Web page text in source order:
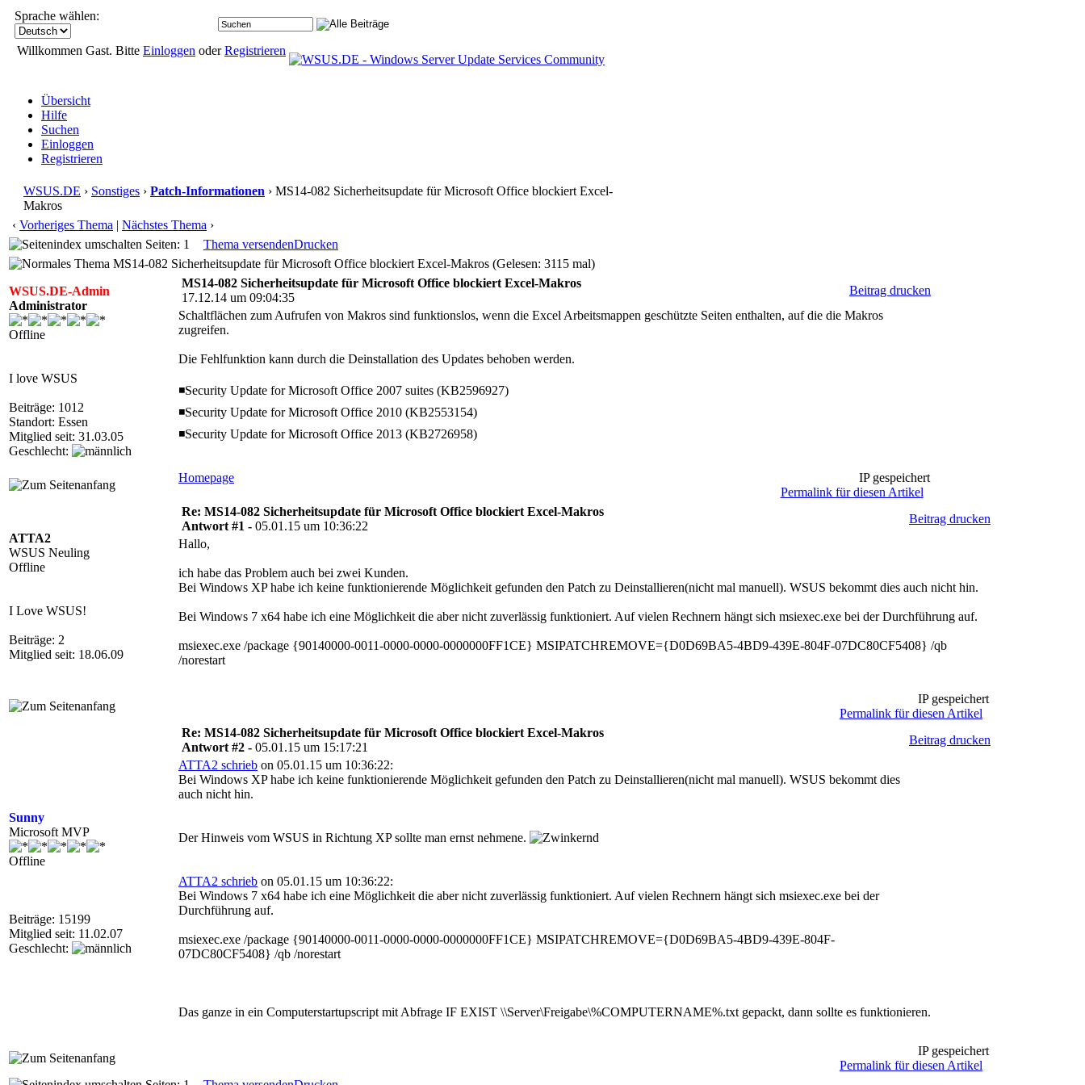
Sprache wählen:
Willkommen Gast. Bitte Einloggen oderRegistrieren
Übersicht
Hilfe
Suchen
Einloggen
Registrieren
WSUS.DE › Sonstiges › Patch-Informationen › MS14-082 Sicherheitsupdate für Microsoft Office blockiert Excel-
Makros
‹ Vorheriges Thema | Nächstes Thema ›
Seiten: 1
Thema versendenDrucken
MS14-082 Sicherheitsupdate für Microsoft Office blockiert Excel-Makros (Gelesen: 3115 mal)
WSUS.DE-Admin
Administrator
Offline
I love WSUS
Beiträge: 1012
Standort: Essen
Mitglied seit: 31.03.05
Geschlecht:
MS14-082 Sicherheitsupdate für Microsoft Office blockiert Excel-Makros
17.12.14 um 09:04:35
Beitrag drucken
Schaltflächen zum Aufrufen von Makros sind funktionslos, wenn die Excel Arbeitsmappen geschützte Seiten enthalten, auf die die Makros
zugreifen.
Die Fehlfunktion kann durch die Deinstallation des Updates behoben werden.
◾Security Update for Microsoft Office 2007 suites (KB2596927)
◾Security Update for Microsoft Office 2010 (KB2553154)
◾Security Update for Microsoft Office 2013 (KB2726958)
Homepage
IP gespeichert
Permalink für diesen Artikel
ATTA2
WSUS Neuling
Offline
I Love WSUS!
Beiträge: 2
Mitglied seit: 18.06.09
Re: MS14-082 Sicherheitsupdate für Microsoft Office blockiert Excel-Makros
Antwort #1 - 05.01.15 um 10:36:22
Beitrag drucken
Hallo,
ich habe das Problem auch bei zwei Kunden.
Bei Windows XP habe ich keine funktionierende Möglichkeit gefunden den Patch zu Deinstallieren(nicht mal manuell). WSUS bekommt dies auch nicht hin.
Bei Windows 7 x64 habe ich eine Möglichkeit die aber nicht zuverlässig funktioniert. Auf vielen Rechnern hängt sich msiexec.exe bei der Durchführung auf.
msiexec.exe /package {90140000-0011-0000-0000-0000000FF1CE} MSIPATCHREMOVE={D0D69BA5-4BD9-439E-804F-07DC80CF5408} /qb
/norestart
IP gespeichert
Permalink für diesen Artikel
Sunny
Microsoft MVP
Offline
Beiträge: 15199
Mitglied seit: 11.02.07
Geschlecht:
Re: MS14-082 Sicherheitsupdate für Microsoft Office blockiert Excel-Makros
Antwort #2 - 05.01.15 um 15:17:21
Beitrag drucken
ATTA2 schrieb on 05.01.15 um 10:36:22:
Bei Windows XP habe ich keine funktionierende Möglichkeit gefunden den Patch zu Deinstallieren(nicht mal manuell). WSUS bekommt dies
auch nicht hin.
Der Hinweis vom WSUS in Richtung XP sollte man ernst nehmene.
ATTA2 schrieb on 05.01.15 um 10:36:22:
Bei Windows 7 x64 habe ich eine Möglichkeit die aber nicht zuverlässig funktioniert. Auf vielen Rechnern hängt sich msiexec.exe bei der
Durchführung auf.
msiexec.exe /package {90140000-0011-0000-0000-0000000FF1CE} MSIPATCHREMOVE={D0D69BA5-4BD9-439E-804F-
07DC80CF5408} /qb /norestart
Das ganze in ein Computerstartupscript mit Abfrage IF EXIST \\Server\Freigabe\%COMPUTERNAME%.txt gepackt, dann sollte es funktionieren.
IP gespeichert
Permalink für diesen Artikel